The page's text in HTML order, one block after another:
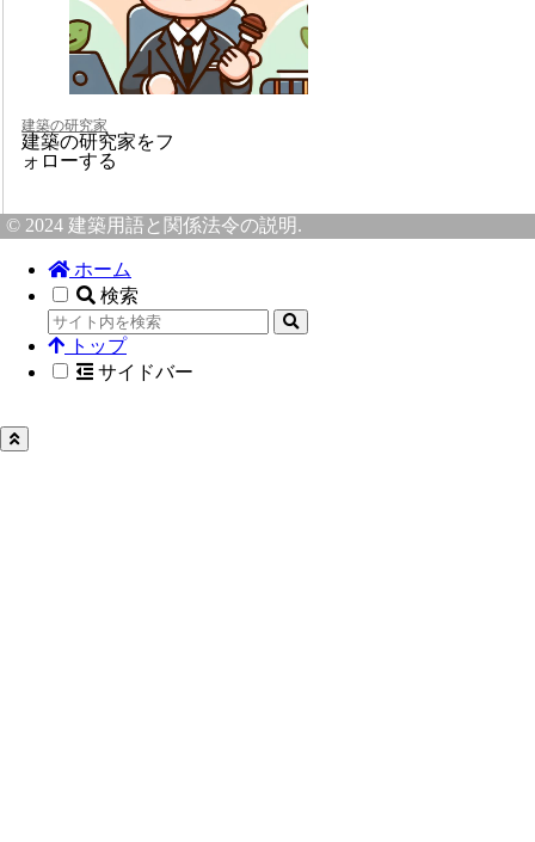
建築の研究家
建築の研究家をフ
ォローする
© 2024 建築用語と関係法令の説明.
ホーム
検索
トップ
サイドバー